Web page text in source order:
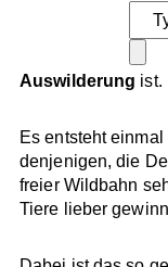
Auswilderung ist.
Es entsteht
denjenigen, die
freier Wildbahn
Tiere lieber